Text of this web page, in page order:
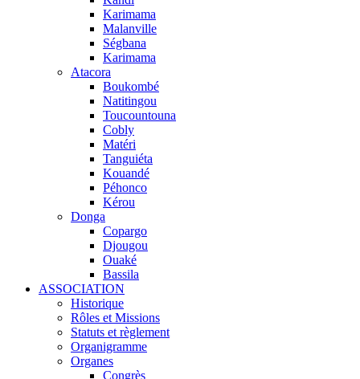
Karimama
Malanville
Ségbana
Karimama
Atacora
Boukombé
Natitingou
Toucountouna
Cobly
Matéri
Tanguiéta
Kouandé
Péhonco
Kérou
Donga
Copargo
Djougou
Ouaké
Bassila
ASSOCIATION
Historique
Rôles et Missions
Statuts et règlement
Organigramme
Organes
Congrès